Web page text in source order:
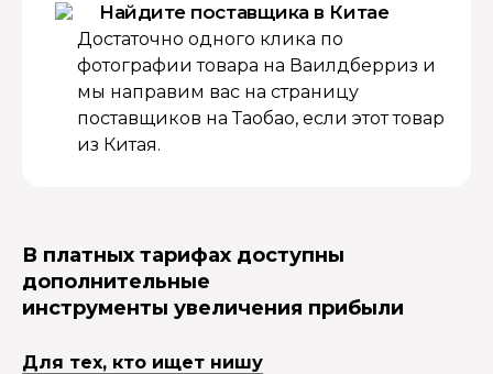
Найдите поставщика в Китае
Достаточно одного клика по
фотографии товара на Ваилдберриз и
мы направим вас на страницу
поставщиков на Таобао, если этот товар
из Китая.
В платных тарифах доступны
дополнительные
инструменты увеличения прибыли
Для тех, кто ищет нишу